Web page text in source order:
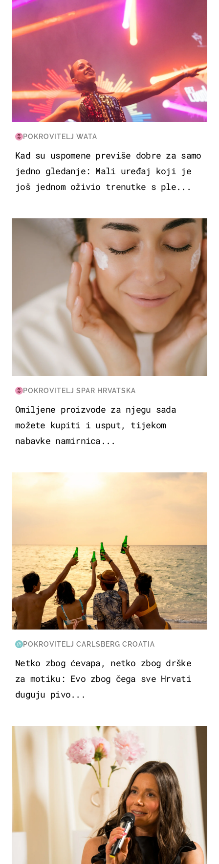
POKROVITELJ WATA
Kad su uspomene previše dobre za samo
jedno gledanje: Mali uređaj koji je
još jednom oživio trenutke s ple...
MODA & LJEPOTA
POKROVITELJ SPAR HRVATSKA
Omiljene proizvode za njegu sada
možete kupiti i usput, tijekom
nabavke namirnica...
POKROVITELJ CARLSBERG CROATIA
Netko zbog ćevapa, netko zbog drške
za motiku: Evo zbog čega sve Hrvati
duguju pivo...
MODA & LJEPOTA